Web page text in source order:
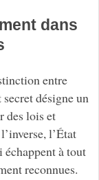
dans
entre
secret désigne un
des lois et
l’État
échappent à tout
reconnues.